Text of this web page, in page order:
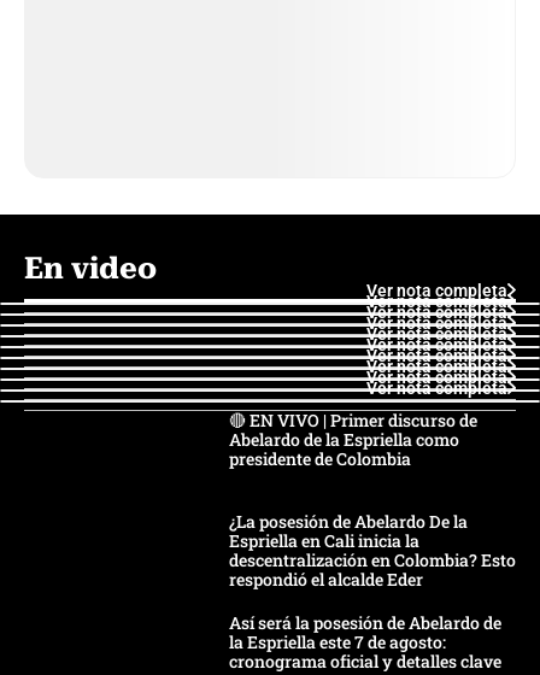
En video
Ver nota completa
Ver nota completa
Ver nota completa
Ver nota completa
Ver nota completa
Ver nota completa
Ver nota completa
Ver nota completa
Ver nota completa
Ver nota completa
🔴 EN VIVO | Primer discurso de
Abelardo de la Espriella como
presidente de Colombia
¿La posesión de Abelardo De la
Espriella en Cali inicia la
descentralización en Colombia? Esto
respondió el alcalde Eder
Así será la posesión de Abelardo de
la Espriella este 7 de agosto:
cronograma oficial y detalles clave